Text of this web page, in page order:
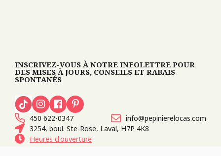
INSCRIVEZ-VOUS À NOTRE INFOLETTRE POUR
DES MISES À JOURS, CONSEILS ET RABAIS
SPONTANÉS
450 622-0347
info@pepinierelocas.com
3254, boul. Ste-Rose, Laval, H7P 4K8
Heures d'ouverture